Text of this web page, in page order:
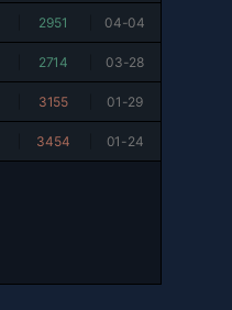
2951 04-04
2714 03-28
3155 01-29
3454 01-24